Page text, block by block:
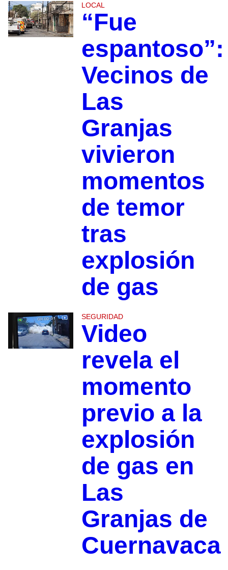
LOCAL
“Fue
espantoso”:
Vecinos de
Las
Granjas
vivieron
momentos
de temor
tras
explosión
de gas
SEGURIDAD
Video
revela el
momento
previo a la
explosión
de gas en
Las
Granjas de
Cuernavaca